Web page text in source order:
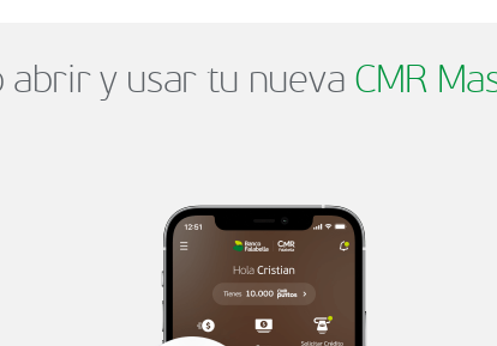
abrir y usar tu nueva CMR